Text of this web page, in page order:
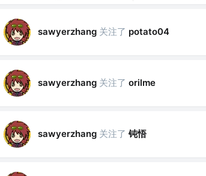
sawyerzhang 关注了 potato04
sawyerzhang 关注了 orilme
sawyerzhang 关注了 钝悟